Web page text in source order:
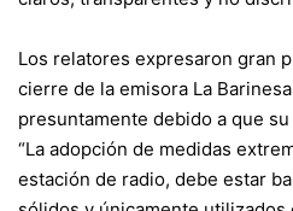
Los relatores expresaron gran
cierre de la emisora La
presuntamente debido a que
“La adopción de medidas
estación de radio, debe estar